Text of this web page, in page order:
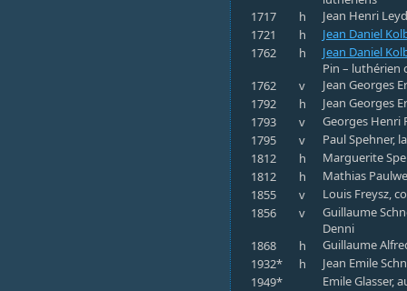
1717
h
Jean Henri
1721
h
Jean Daniel
1762
h
Jean Daniel
Pin – luthérien
1762
v
Jean Georges
1792
h
Jean Georges
1793
v
Georges Henri
1795
v
Paul Spehner,
1812
h
Marguerite
1812
h
Mathias
1855
v
Louis Freysz,
1856
v
Guillaume
Denni
1868
h
Guillaume
1932*
h
Jean Emile
1949*
Emile Glasser,